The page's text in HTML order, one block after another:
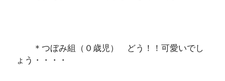
＊つぼみ組（０歳児） どう！！可愛いでし
ょう・・・・